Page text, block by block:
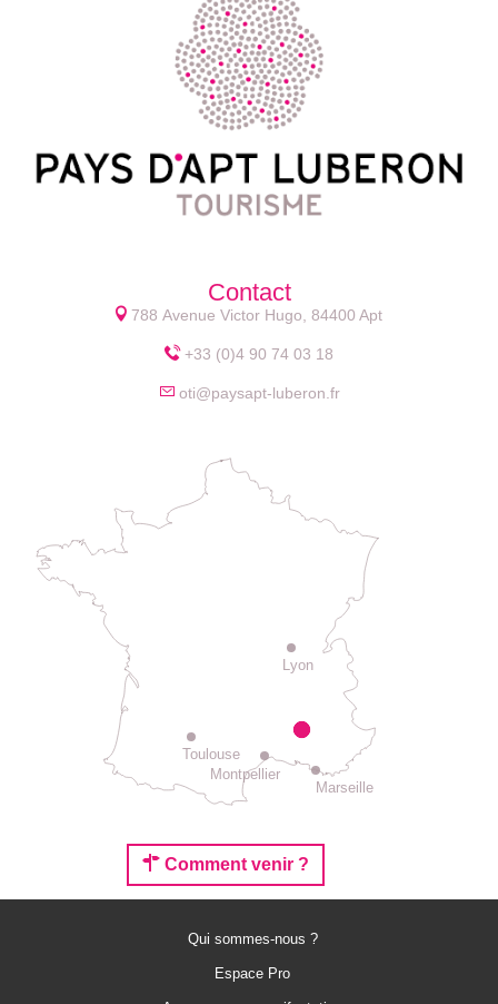
Contact
788 Avenue Victor Hugo, 84400 Apt
+33 (0)4 90 74 03 18
oti@paysapt-luberon.fr
Lyon
Montpellier
Toulouse
Marseille
Comment venir ?
Qui sommes-nous ?
Espace Pro